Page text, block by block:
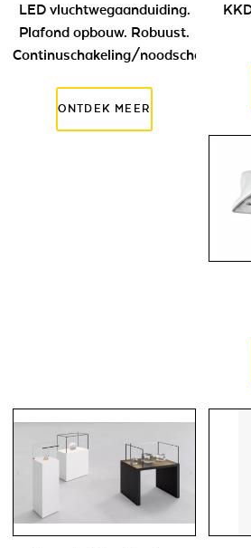
LED vluchtwegaanduiding.
Plafond opbouw. Robuust.
Continuschakeling/noodschakeling